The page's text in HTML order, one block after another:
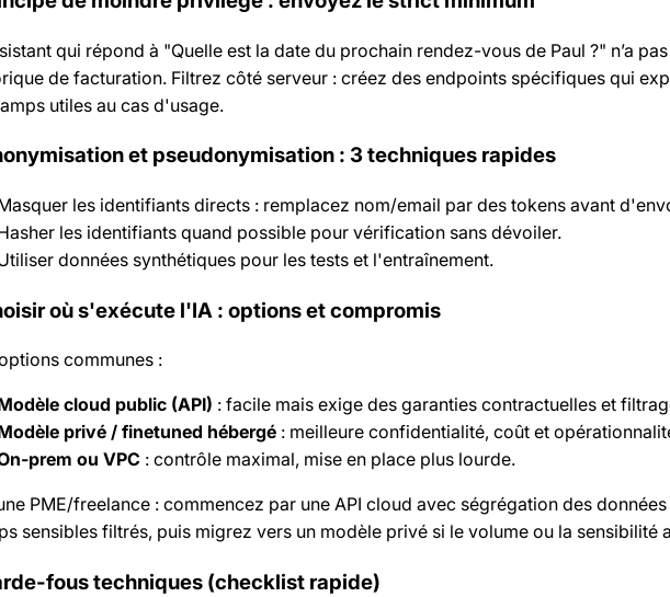
qui répond à "Quelle est la date du prochain rendez-vous de Paul ?" n’a
de facturation. Filtrez côté serveur : créez des endpoints spécifiques qui
utiles au cas d'usage.
et pseudonymisation : 3 techniques rapides
les identifiants directs : remplacez nom/email par des tokens avant
les identifiants quand possible pour vérification sans dévoiler.
données synthétiques pour les tests et l'entraînement.
où s'exécute l'IA : options et compromis
communes :
cloud public (API) : facile mais exige des garanties contractuelles et
privé / finetuned hébergé : meilleure confidentialité, coût et
prem ou VPC : contrôle maximal, mise en place plus lourde.
PME/freelance : commencez par une API cloud avec ségrégation des
sensibles filtrés, puis migrez vers un modèle privé si le volume ou la sensibilité
fous techniques (checklist rapide)